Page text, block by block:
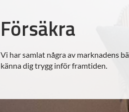
Försäkra
Vi har samlat några av marknadens
känna dig trygg inför framtiden.